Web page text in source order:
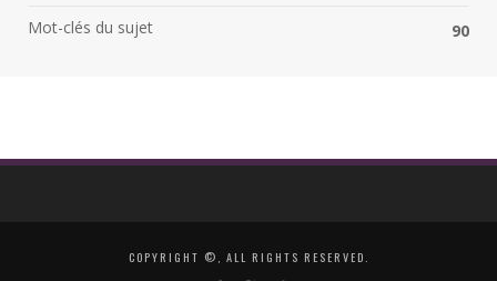
Mot-clés du sujet
90
COPYRIGHT ©, ALL RIGHTS RESERVED.